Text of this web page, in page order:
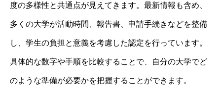
度の多様性と共通点が見えてきます。最新情報も含め、
多くの大学が活動時間、報告書、申請手続きなどを整備
し、学生の負担と意義を考慮した認定を行っています。
具体的な数字や手順を比較することで、自分の大学でど
のような準備が必要かを把握することができます。